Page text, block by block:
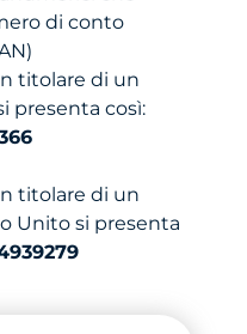
di conto
titolare di un
presenta così:
titolare di un
Unito si presenta